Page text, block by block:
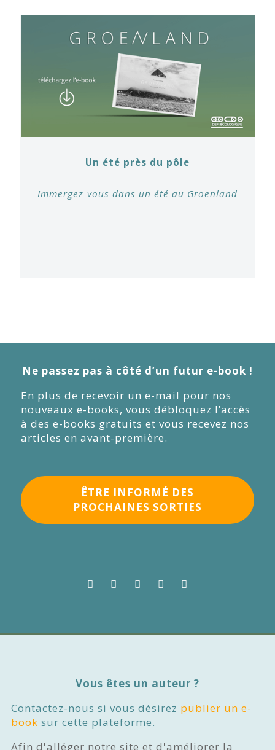
Un été près du pôle
Immergez-vous dans un été au Groenland
Ne passez pas à côté d’un futur e-book !
En plus de recevoir un e-mail pour nos
nouveaux e-books, vous débloquez l’accès
à des e-books gratuits et vous recevez nos
articles en avant-première.
ÊTRE INFORMÉ DES
PROCHAINES SORTIES
Vous êtes un auteur ?
Contactez-nous si vous désirez publier un e-
book sur cette plateforme.
Afin d'alléger notre site et d'améliorer la